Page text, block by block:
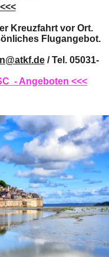
Kreuzfahrt vor Ort.
Flugangebot.
/ Tel. 05031-
- Angeboten <<<